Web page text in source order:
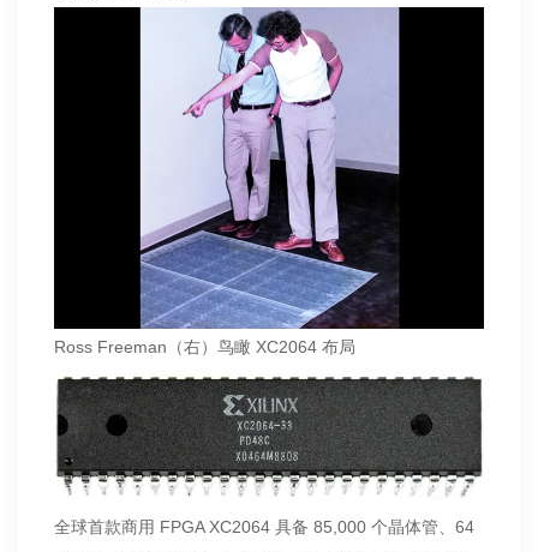
Ross Freeman（右）鸟瞰 XC2064 布局
全球首款商用 FPGA XC2064 具备 85,000 个晶体管、64